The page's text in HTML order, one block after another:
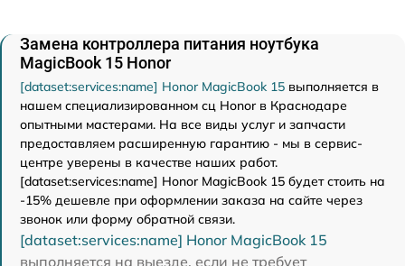
Замена контроллера питания ноутбука
MagicBook 15 Honor
[dataset:services:name] Honor MagicBook 15 выполняется в
нашем специализированном сц Honor в Краснодаре
опытными мастерами. На все виды услуг и запчасти
предоставляем расширенную гарантию - мы в сервис-
центре уверены в качестве наших работ.
[dataset:services:name] Honor MagicBook 15 будет стоить на
-15% дешевле при оформлении заказа на сайте через
звонок или форму обратной связи.
[dataset:services:name] Honor MagicBook 15
выполняется на выезде, если не требует